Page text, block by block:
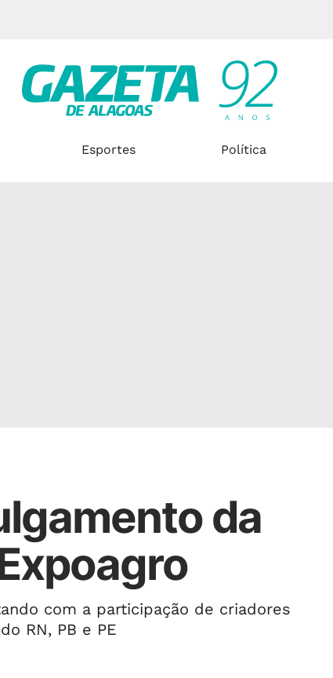
Esportes Política
da
com a participação de criadores
RN, PB e PE